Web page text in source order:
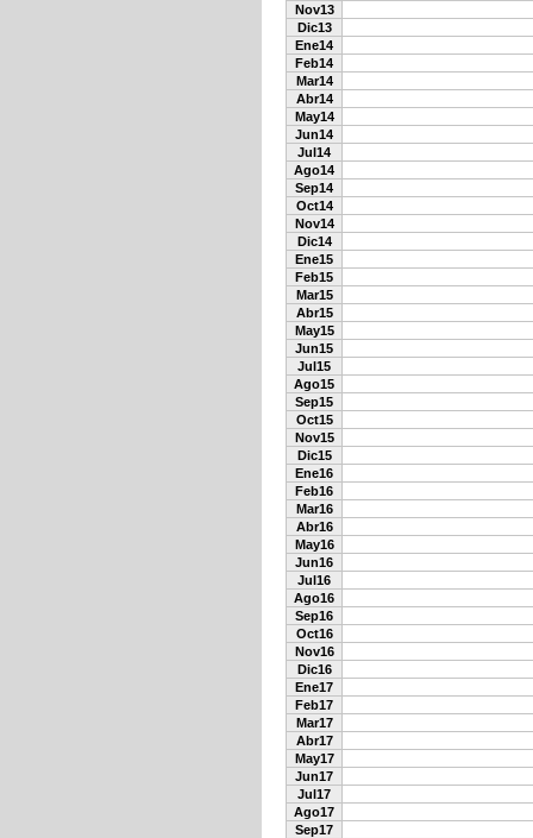
Nov13
Dic13
Ene14
Feb14
Mar14
Abr14
May14
Jun14
Jul14
Ago14
Sep14
Oct14
Nov14
Dic14
Ene15
Feb15
Mar15
Abr15
May15
Jun15
Jul15
Ago15
Sep15
Oct15
Nov15
Dic15
Ene16
Feb16
Mar16
Abr16
May16
Jun16
Jul16
Ago16
Sep16
Oct16
Nov16
Dic16
Ene17
Feb17
Mar17
Abr17
May17
Jun17
Jul17
Ago17
Sep17